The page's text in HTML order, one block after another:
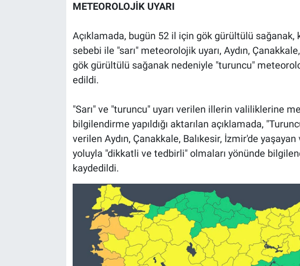
METEOROLOJİK UYARI
Açıklamada, bugün 52 il için gök gürültülü sağanak,
sebebi ile "sarı" meteorolojik uyarı, Aydın,
gök gürültülü sağanak nedeniyle "turuncu"
edildi.
"Sarı" ve "turuncu" uyarı verilen illerin valiliklerine
bilgilendirme yapıldığı aktarılan açıklamada,
verilen Aydın, Çanakkale, Balıkesir, İzmir'de
yoluyla "dikkatli ve tedbirli" olmaları yönünde
kaydedildi.